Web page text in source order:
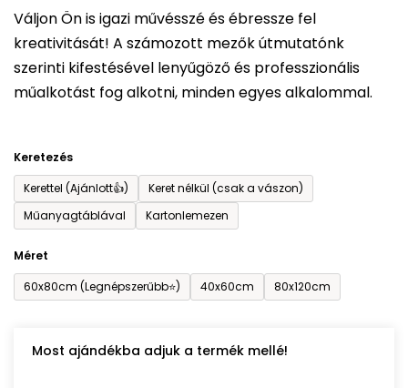
Váljon Ön is igazi művésszé és ébressze fel
kreativitását! A számozott mezők útmutatónk
szerinti kifestésével lenyűgöző és professzionális
műalkotást fog alkotni, minden egyes alkalommal.
Keretezés
Kerettel (Ajánlott👍)
Keret nélkül (csak a vászon)
Műanyagtáblával
Kartonlemezen
Méret
60x80cm (Legnépszerűbb⭐)
40x60cm 80x120cm
Most ajándékba adjuk a termék mellé!
ből
0,0
csillag.